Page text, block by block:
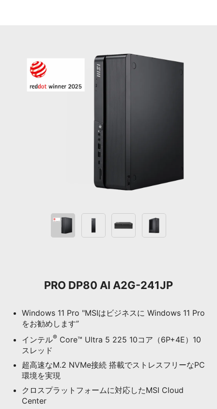
PRO DP80 AI A2G-241JP
Windows 11 Pro "MSIはビジネスに Windows 11 Pro
をお勧めします”
インテル® Core™ Ultra 5 225 10コア（6P+4E）10
スレッド
超高速なM.2 NVMe接続 搭載でストレスフリーなPC
環境を実現
クロスプラットフォームに対応したMSI Cloud
Center